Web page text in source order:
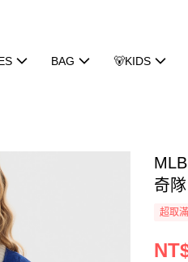
BAG 🐻KIDS
奇
超取